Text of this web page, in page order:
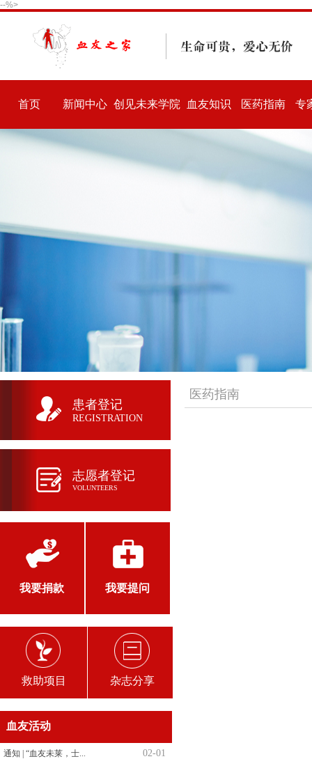
--%>
首页 新闻中心 创见未来学院 血友知识 医药指南 专
医药指南
患者登记
REGISTRATION
志愿者登记
VOLUNTEERS
我要捐款 我要提问
救助项目 杂志分享
血友活动
通知 | “血友未莱，士... 02-01